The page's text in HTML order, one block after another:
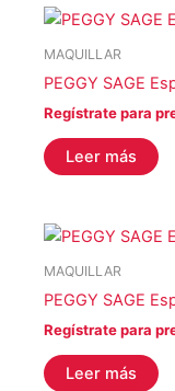
MAQUILLAR
PEGGY SAGE
Regístrate para
Leer más
MAQUILLAR
PEGGY SAGE
Regístrate para
Leer más